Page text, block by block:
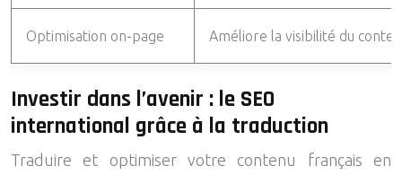
Optimisation on-page Améliore la visibilité du
Investir dans l’avenir : le SEO
international grâce à la traduction
Traduire et optimiser votre contenu français en